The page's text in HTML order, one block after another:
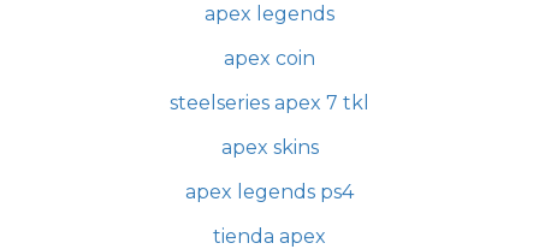
apex legends
apex coin
steelseries apex 7 tkl
apex skins
apex legends ps4
tienda apex